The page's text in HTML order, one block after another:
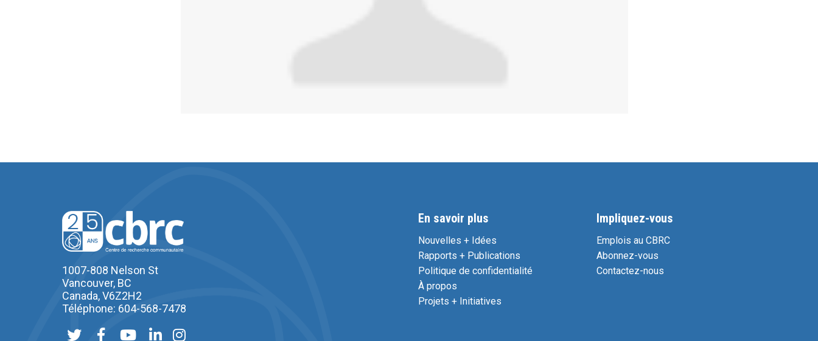
1007-808 Nelson St
Vancouver, BC
Canada, V6Z2H2
Téléphone: 604-568-7478
En savoir plus
Nouvelles + Idées
Rapports + Publications
Politique de confidentialité
À propos
Projets + Initiatives
Impliquez-vous
Emplois au CBRC
Abonnez-vous
Contactez-nous